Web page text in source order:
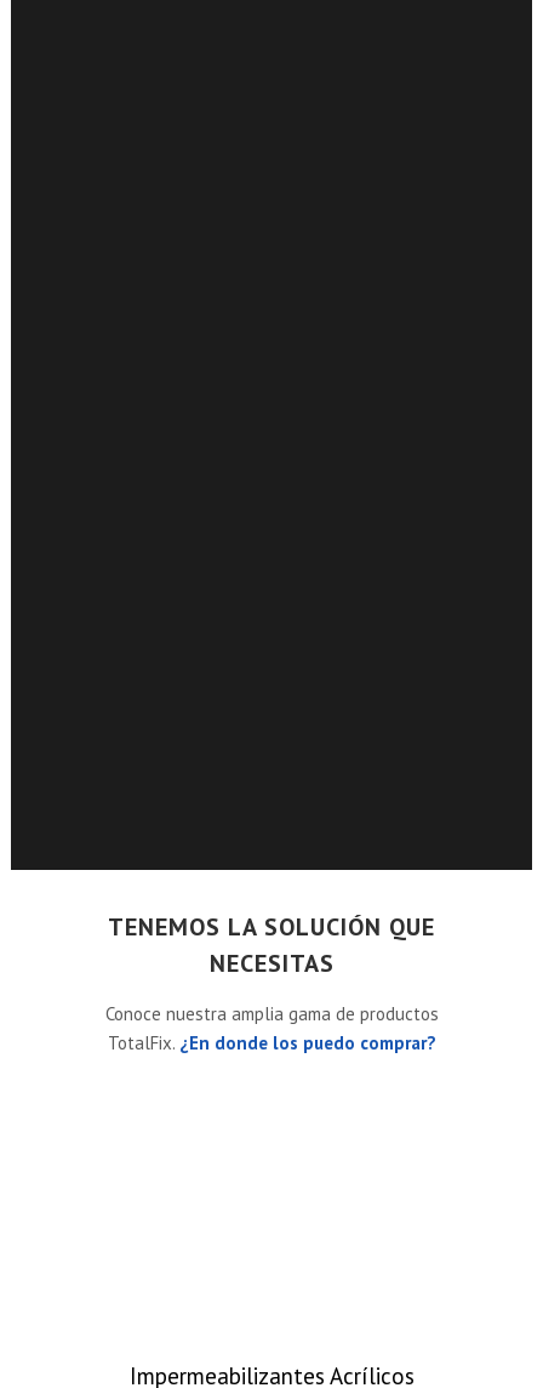
TENEMOS LA SOLUCIÓN QUE
NECESITAS
Conoce nuestra amplia gama de productos
TotalFix. ¿En donde los puedo comprar?
Impermeabilizantes Acrílicos